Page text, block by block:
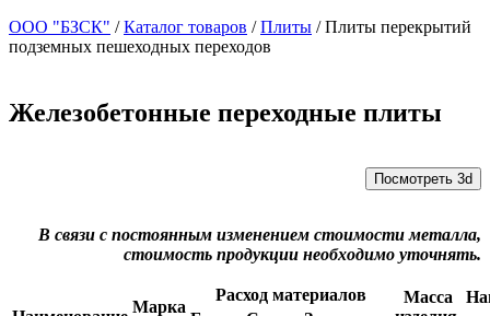
ООО "БЗСК" /Каталог товаров /Плиты /Плиты перекрытий
подземных пешеходных переходов
Железобетонные переходные плиты
Посмотреть 3d
В связи с постоянным изменением стоимости металла,
стоимость продукции необходимо уточнять.
Марка
Расход материалов
Масса